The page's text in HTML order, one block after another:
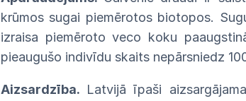
krūmos sugai piemērotos biotopos.
izraisa piemēroto veco koku
pieaugušo indivīdu skaits nepārsniedz
Aizsardzība. Latvijā īpaši aizsargājama